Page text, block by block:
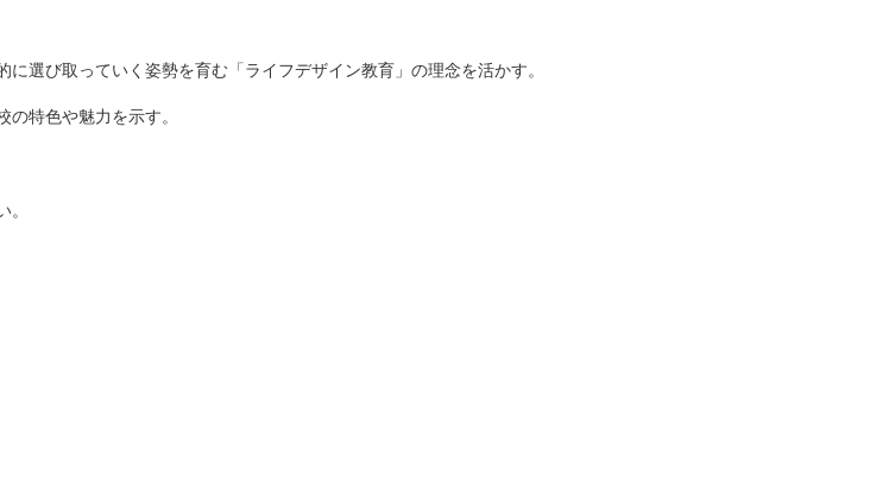
び取っていく姿勢を育む「ライフデザイン教育」の理念を活かす。
特色や魅力を示す。